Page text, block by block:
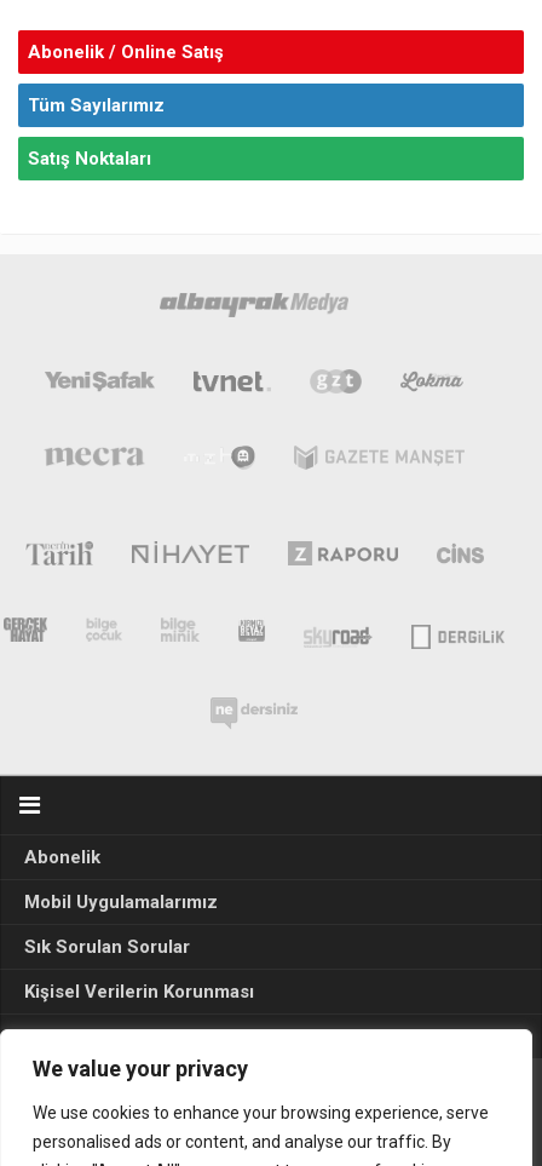
We value your privacy
We use cookies to enhance your browsing experience, serve
personalised ads or content, and analyse our traffic. By
Abonelik / Online Satış
Tüm Sayılarımız
Satış Noktaları
Abonelik
Mobil Uygulamalarımız
Sık Sorulan Sorular
Kişisel Verilerin Korunması
Seçim Sonuçları 2024
Gerçek Hayat © 2015. Her hakkı sakldır.